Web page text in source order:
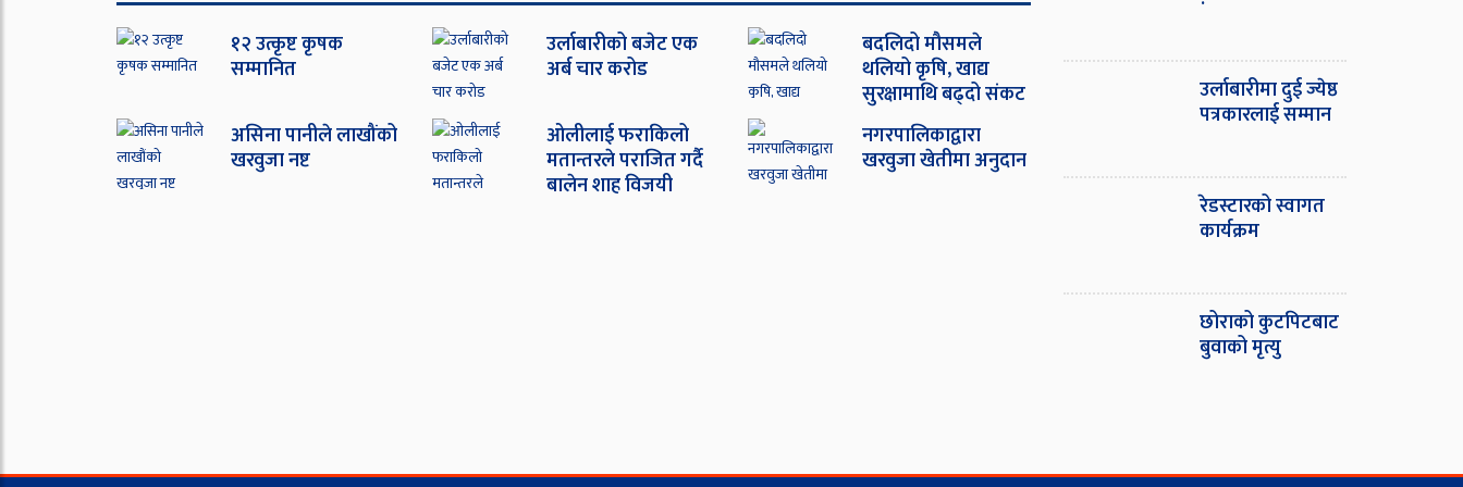
१२ उत्कृष्ट कृषक
सम्मानित
उर्लाबारीको बजेट एक
अर्ब चार करोड
बदलिदो मौसमले
थलियो कृषि, खाद्य
सुरक्षामाथि बढ्दो संकट
असिना पानीले लाखौंको
खरवुजा नष्ट
ओ‌लीलाई फराकिलो
मतान्तरले पराजित गर्दै
बालेन शाह विजयी
नगरपालिकाद्वारा
खरवुजा खेतीमा अनुदान
उर्लाबारीमा दुई ज्येष्ठ
पत्रकारलाई सम्मान
रेडस्टारको स्वागत
कार्यक्रम
छोराको कुटपिटबाट
बुवाको मृत्यु